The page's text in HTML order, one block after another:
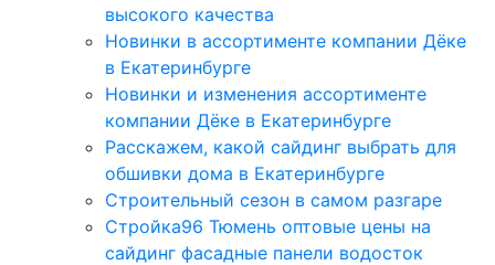
высокого качества
Новинки в ассортименте компании Дёке
в Екатеринбурге
Новинки и изменения ассортименте
компании Дёке в Екатеринбурге
Расскажем, какой сайдинг выбрать для
обшивки дома в Екатеринбурге
Строительный сезон в самом разгаре
Стройка96 Тюмень оптовые цены на
сайдинг фасадные панели водосток